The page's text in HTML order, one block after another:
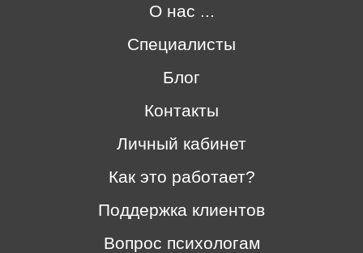
О нас ...
Специалисты
Блог
Контакты
Личный кабинет
Как это работает?
Поддержка клиентов
Вопрос психологам